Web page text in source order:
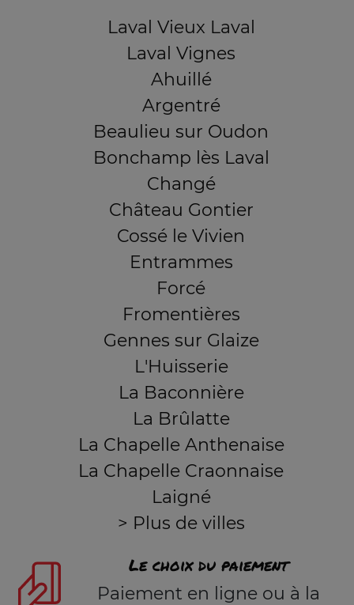
Laval Vieux Laval
Laval Vignes
Ahuillé
Argentré
Beaulieu sur Oudon
Bonchamp lès Laval
Changé
Château Gontier
Cossé le Vivien
Entrammes
Forcé
Fromentières
Gennes sur Glaize
L'Huisserie
La Baconnière
La Brûlatte
La Chapelle Anthenaise
La Chapelle Craonnaise
Laigné
> Plus de villes
Le choix du paiement
Paiement en ligne ou à la